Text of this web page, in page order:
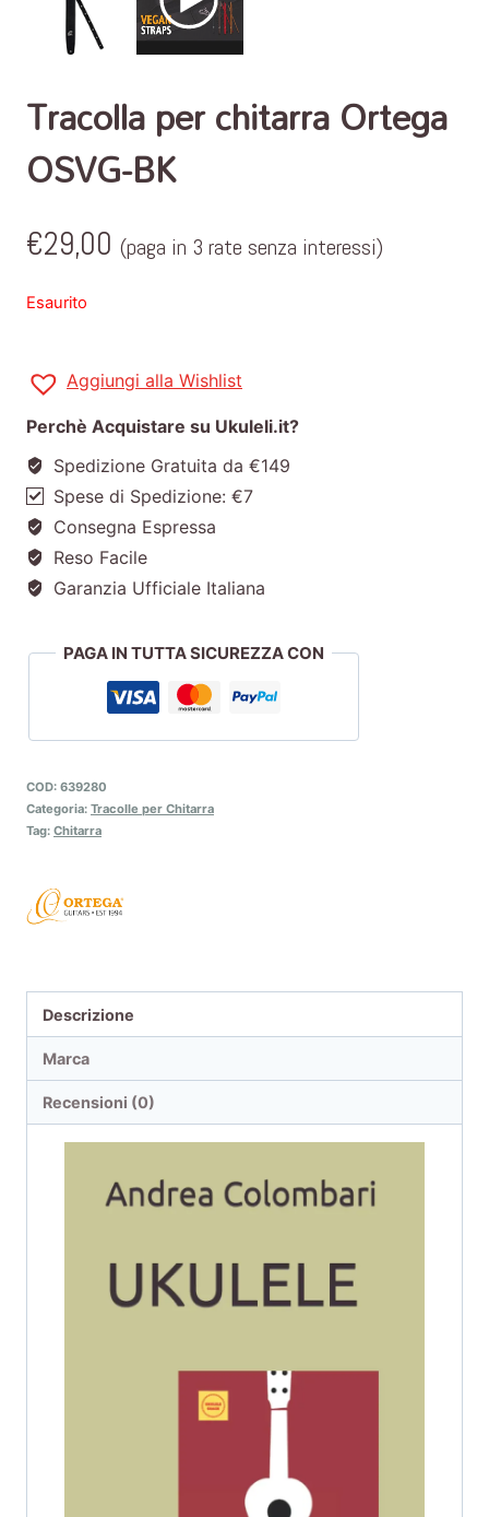
Tracolla per chitarra Ortega
OSVG-BK
€29,00 (paga in 3 rate senza interessi)
Esaurito
Aggiungi alla Wishlist
Perchè Acquistare su Ukuleli.it?
Spedizione Gratuita da €149
Spese di Spedizione: €7
Consegna Espressa
Reso Facile
Garanzia Ufficiale Italiana
PAGA IN TUTTA SICUREZZA CON
COD: 639280
Categoria: Tracolle per Chitarra
Tag: Chitarra
Descrizione
Marca
Recensioni (0)